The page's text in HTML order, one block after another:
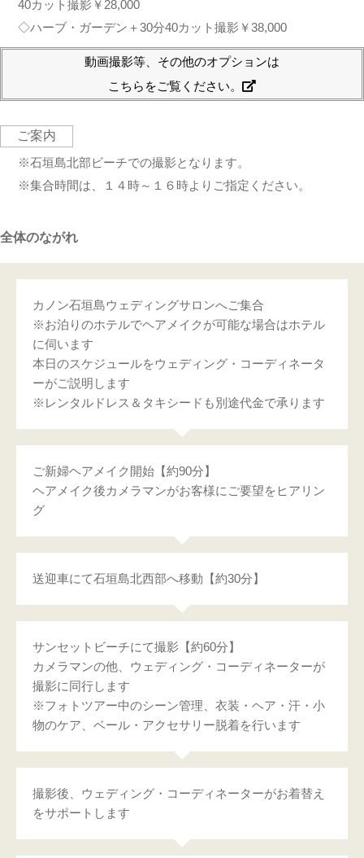
40カット撮影￥28,000
◇ハーブ・ガーデン＋30分40カット撮影￥38,000
動画撮影等、その他のオプションは
こちらをご覧ください。
ご案内
※石垣島北部ビーチでの撮影となります。
※集合時間は、１４時～１６時よりご指定ください。
全体のながれ
カノン石垣島ウェディングサロンへご集合
※お泊りのホテルでヘアメイクが可能な場合はホテル
に伺います
本日のスケジュールをウェディング・コーディネータ
ーがご説明します
※レンタルドレス＆タキシードも別途代金で承ります
ご新婦ヘアメイク開始【約90分】
ヘアメイク後カメラマンがお客様にご要望をヒアリン
グ
送迎車にて石垣島北西部へ移動【約30分】
サンセットビーチにて撮影【約60分】
カメラマンの他、ウェディング・コーディネーターが
撮影に同行します
※フォトツアー中のシーン管理、衣装・ヘア・汗・小
物のケア、ベール・アクセサリー脱着を行います
撮影後、ウェディング・コーディネーターがお着替え
をサポートします